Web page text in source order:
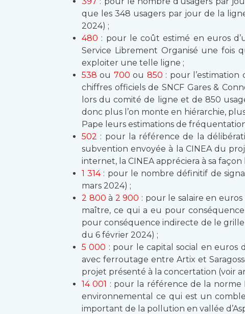
que les 348 usagers par jour de la
2024) ;
480 : pour le coût estimé en euros
Service Librement Organisé une
exploiter une telle ligne ;
538 ou 700 ou 850 : pour
chiffres officiels de SNCF Gares &
lors du comité de ligne et de 850
donc plus l’on monte en hiérarchie,
Pape leurs estimations de
502 : pour la référence de la
subvention envoyée à la CINEA du
internet, la CINEA appréciera à sa
1 314: pour le nombre définitif de
mars 2024) ;
2 800 à 2 900 : pour le salaire en
maître, ce qui a eu pour
pour conséquence indirecte de le
du 6 février 2024) ;
5 000 : pour le capital social en euros
avec ferroutage entre Artix et
projet présenté à la concertation (voir
14 001 : pour la référence de la norme
environnemental ce qui est un
important de la pollution en vallée